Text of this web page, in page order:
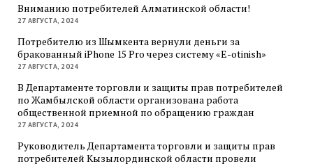
Вниманию потребителей Алматинской области!
27 АВГУСТА, 2024
Потребителю из Шымкента вернули деньги за
бракованный iPhone 15 Pro через систему «E-otinish»
27 АВГУСТА, 2024
В Департаменте торговли и защиты прав потребителей
по Жамбылской области организована работа
общественной приемной по обращению граждан
27 АВГУСТА, 2024
Руководитель Департамента торговли и защиты прав
потребителей Кызылординской области провели